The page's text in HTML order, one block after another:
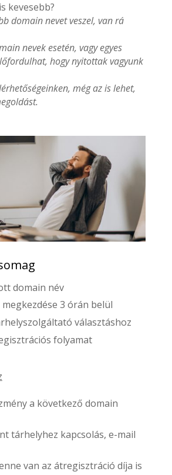
kevesebb?
domain nevet veszel, van rá
nevek esetén, vagy egyes
hogy nyitottak vagyunk
még az is lehet,
domain név
3 órán belül
választáshoz
folyamat
a következő domain
tárhelyhez kapcsolás, e-mail
van az átregisztráció díja is